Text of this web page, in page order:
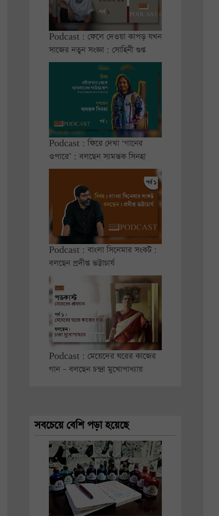
Podcast : ফেলে দেওয়া কাপড় যখন
সাজের নতুন সংজ্ঞা : সোহিনী গুপ্ত
Podcast : ফিরে দেখা ‘গানের
ওপারে’ : বলছেন স্যমন্তক সিনহা
Podcast : বাংলা সিনেমার সংকট :
বলছেন প্রদীপ্ত ভট্টাচার্য
Podcast : মেয়েদের ঘরের কাজের
গান – বলছেন চন্দ্রা মুখোপাধ্যায়
সবচেয়ে বেশি পড়া হয়েছে